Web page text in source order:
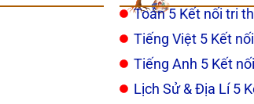
Toán 5 Kết nối tri
Tiếng Việt 5 Kết
Tiếng Anh 5 Kết
Lịch Sử & Địa Lí 5